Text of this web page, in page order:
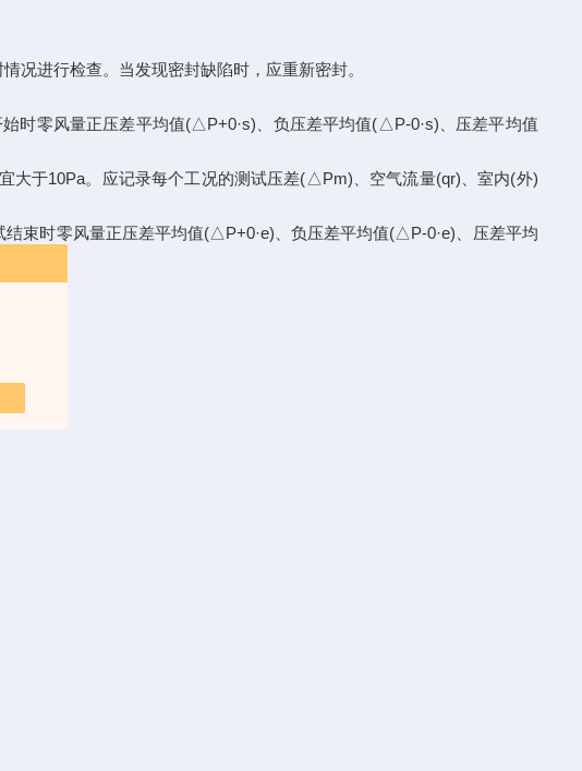
况进行检查。当发现密封缺陷时，应重新密封。
时零风量正压差平均值(△P+0·s)、负压差平均值(△P-0·s)、压差平均值
于10Pa。应记录每个工况的测试压差(△Pm)、空气流量(qr)、室内(外)
束时零风量正压差平均值(△P+0·e)、负压差平均值(△P-0·e)、压差平均